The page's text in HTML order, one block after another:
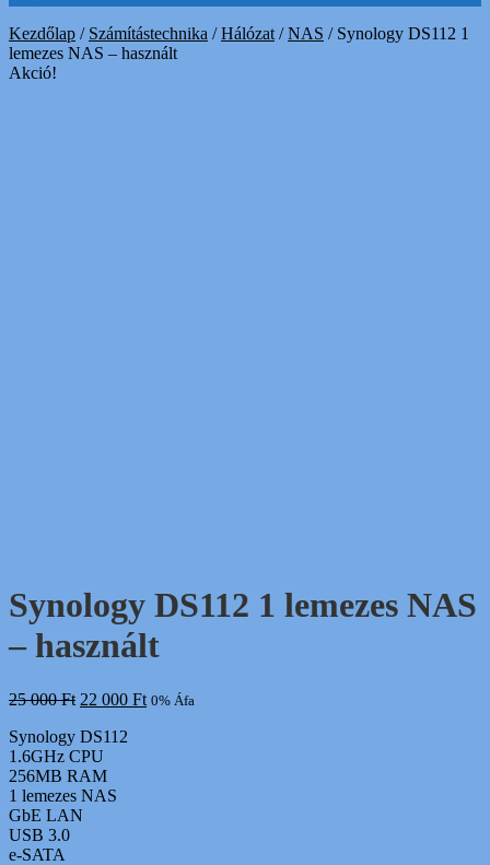
Kezdőlap / Számítástechnika /Hálózat /NAS / Synology DS112 1
lemezes NAS – használt
Akció!
Synology DS112 1 lemezes NAS
– használt
25 000Ft Original
was:
25
000 Ft.
22 000 FtCurrent
0% Áfa
Synology DS112
1.6GHz CPU
256MB RAM
1 lemezes NAS
GbE LAN
USB 3.0
e-SATA